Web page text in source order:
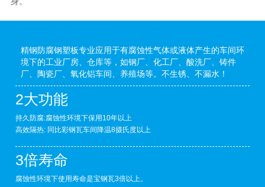
精钢防腐钢塑板专业应用于有腐蚀性气体或液体产生的车间环
境下的工业厂房、仓库等，如钢厂、化工厂、酸洗厂、铸件
厂、陶瓷厂、氧化铝车间、养殖场等。不生锈、不漏水！
2大功能
持久防腐:腐蚀性环境下保用10年以上
高效隔热: 同比彩钢瓦车间降温8摄氏度以上
3倍寿命
腐蚀性环境下使用寿命是宝钢瓦3倍以上。